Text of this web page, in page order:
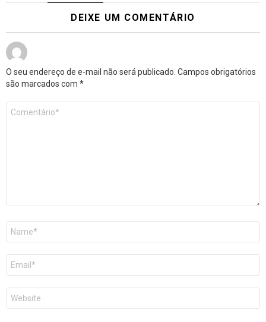
DEIXE UM COMENTÁRIO
O seu endereço de e-mail não será publicado. Campos obrigatórios
são marcados com *
mail